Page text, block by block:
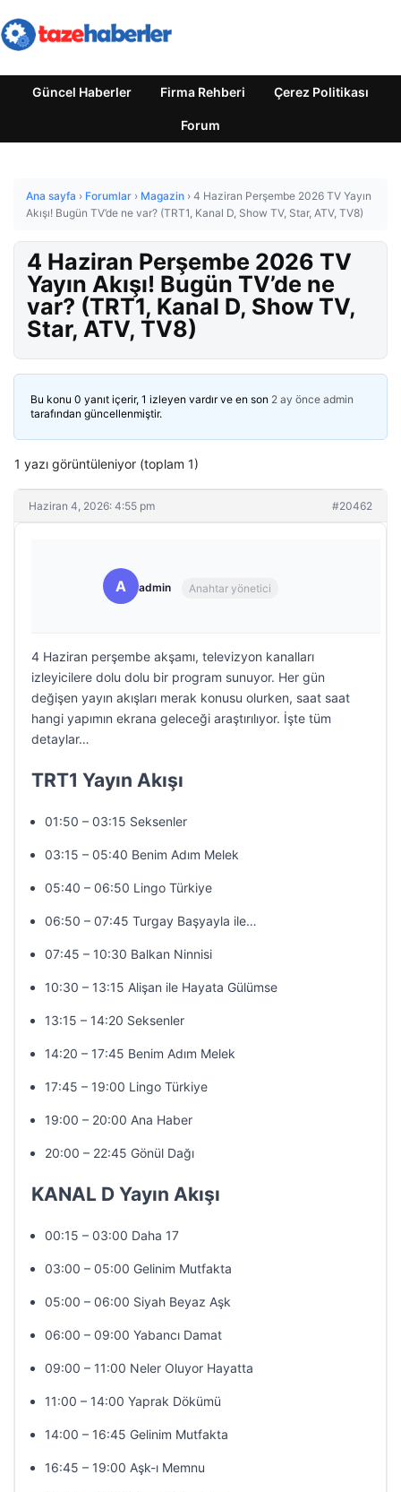
Güncel Haberler Firma Rehberi Çerez Politikası
Forum
Ana sayfa › Forumlar › Magazin › 4 Haziran Perşembe 2026 TV Yayın
Akışı! Bugün TV’de ne var? (TRT1, Kanal D, Show TV, Star, ATV, TV8)
4 Haziran Perşembe 2026 TV
Yayın Akışı! Bugün TV’de ne
var? (TRT1, Kanal D, Show TV,
Star, ATV, TV8)
Bu konu 0 yanıt içerir, 1 izleyen vardır ve en son 2 ay önce admin
tarafından güncellenmiştir.
1 yazı görüntüleniyor (toplam 1)
Haziran 4, 2026: 4:55 pm #20462
A admin Anahtar yönetici
4 Haziran perşembe akşamı, televizyon kanalları
izleyicilere dolu dolu bir program sunuyor. Her gün
değişen yayın akışları merak konusu olurken, saat saat
hangi yapımın ekrana geleceği araştırılıyor. İşte tüm
detaylar…
TRT1 Yayın Akışı
01:50 – 03:15 Seksenler
03:15 – 05:40 Benim Adım Melek
05:40 – 06:50 Lingo Türkiye
06:50 – 07:45 Turgay Başyayla ile…
07:45 – 10:30 Balkan Ninnisi
10:30 – 13:15 Alişan ile Hayata Gülümse
13:15 – 14:20 Seksenler
14:20 – 17:45 Benim Adım Melek
17:45 – 19:00 Lingo Türkiye
19:00 – 20:00 Ana Haber
20:00 – 22:45 Gönül Dağı
KANAL D Yayın Akışı
00:15 – 03:00 Daha 17
03:00 – 05:00 Gelinim Mutfakta
05:00 – 06:00 Siyah Beyaz Aşk
06:00 – 09:00 Yabancı Damat
09:00 – 11:00 Neler Oluyor Hayatta
11:00 – 14:00 Yaprak Dökümü
14:00 – 16:45 Gelinim Mutfakta
16:45 – 19:00 Aşk-ı Memnu